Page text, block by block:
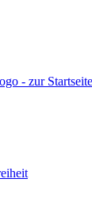
- zur